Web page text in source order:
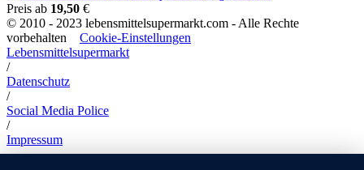
Preis ab 19,50 €
© 2010 - 2023 lebensmittelsupermarkt.com - Alle Rechte
vorbehalten Cookie-Einstellungen
Lebensmittelsupermarkt
/
Datenschutz
/
Social Media Police
/
Impressum